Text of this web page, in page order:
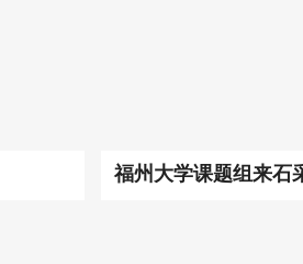
福州大学课题组来石